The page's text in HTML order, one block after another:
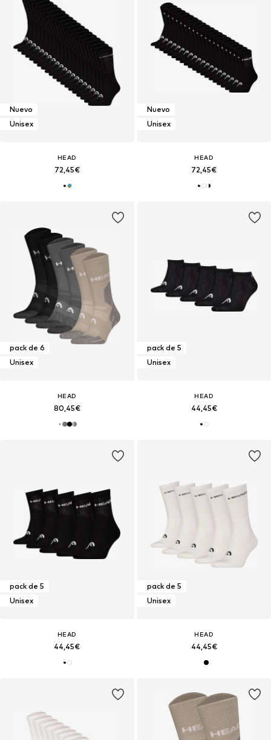
Nuevo
Unisex
HEAD
72,45€
Nuevo
Unisex
HEAD
72,45€
pack de 6
Unisex
HEAD
80,45€
pack de 5
Unisex
HEAD
44,45€
pack de 5
Unisex
HEAD
44,45€
pack de 5
Unisex
HEAD
44,45€